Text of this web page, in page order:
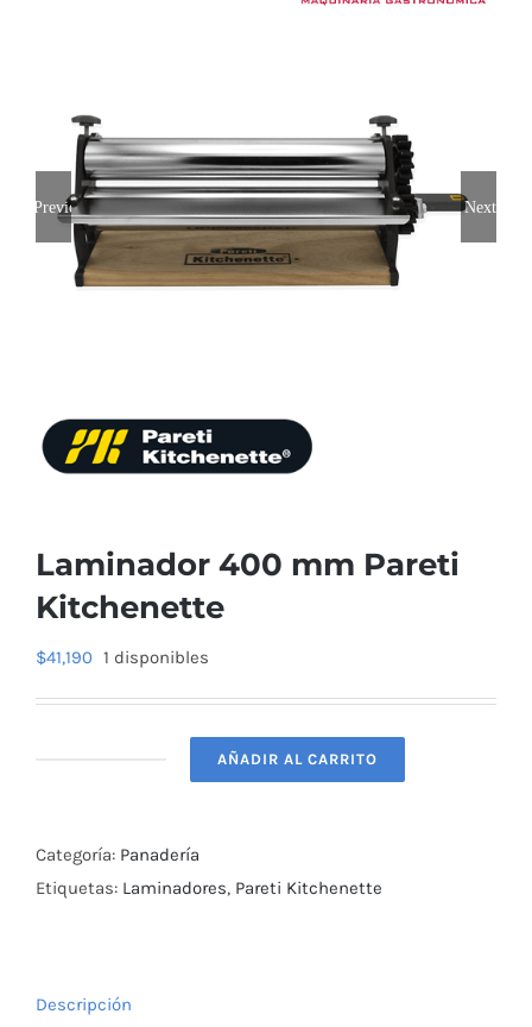
Previous Next
Laminador 400 mm Pareti
Kitchenette
$41,190 1 disponibles
AÑADIR AL CARRITO
Categoría: Panadería
Etiquetas: Laminadores, Pareti Kitchenette
Descripción